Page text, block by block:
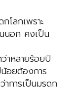
โลกเพราะ
นอก คงเป็น
าหลายร้อยปี
อยต้องการ
การเป็นมรดก